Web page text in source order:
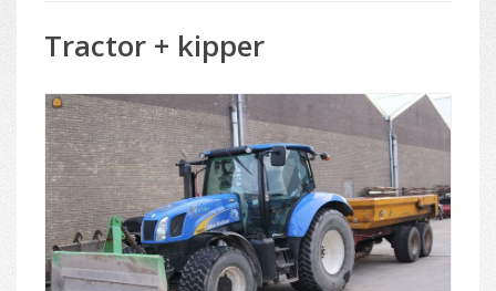
Tractor + kipper